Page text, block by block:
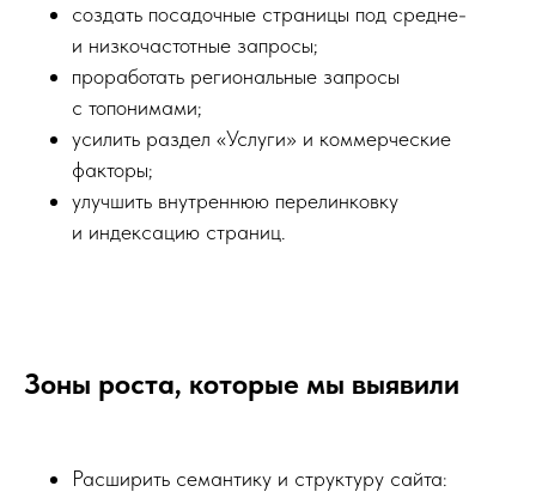
создать посадочные страницы под средне-
и низкочастотные запросы;
проработать региональные запросы
с топонимами;
усилить раздел «Услуги» и коммерческие
факторы;
улучшить внутреннюю перелинковку
и индексацию страниц.
Зоны роста, которые мы выявили
Расширить семантику и структуру сайта: